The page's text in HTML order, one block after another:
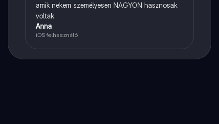
amik nekem személyesen NAGYON hasznosak
voltak.
Anna
iOS felhasználó